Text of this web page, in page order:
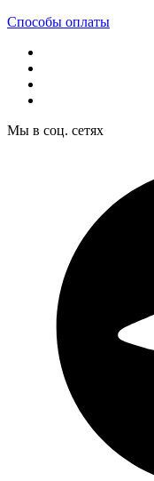
Способы оплаты
Мы в соц. сетях